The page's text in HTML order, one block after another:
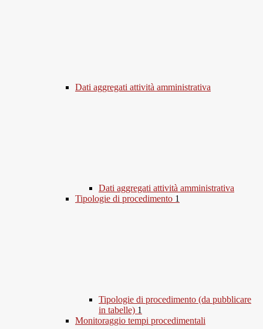
Dati aggregati attività amministrativa
Dati aggregati attività amministrativa
Tipologie di procedimento 1
Tipologie di procedimento (da pubblicare
in tabelle) 1
Monitoraggio tempi procedimentali